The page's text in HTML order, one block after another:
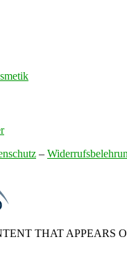
–
THAT APPEARS